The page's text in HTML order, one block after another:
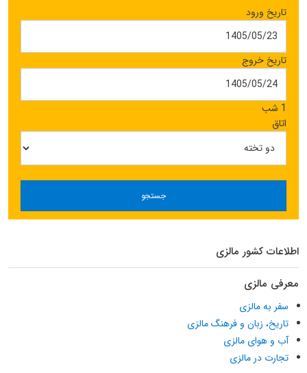
تاریخ ورود
تاریخ خروج
1 شب
اتاق
جستجو
اطلاعات کشور مالزی
معرفی مالزی
سفر به مالزی
تاریخ، زبان و فرهنگ مالزی
آب و هوای مالزی
تجارت در مالزی